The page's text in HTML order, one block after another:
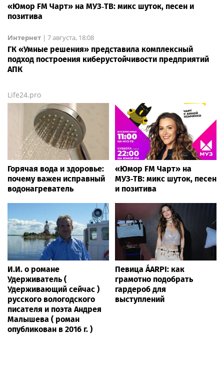
«Юмор FM Чарт» на МУЗ‑ТВ: микс шуток, песен и
позитива
Интернет | 7 августа, 18:08
ГК «Умные решения» представила комплексный
подход построения киберустойчивости предприятий
АПК
Life24.pro
Горячая вода и здоровье:
почему важен исправный
водонагреватель
«Юмор FM Чарт» на
МУЗ‑ТВ: микс шуток, песен
и позитива
И.И. о романе
Удерживатель (
Удерживающий сейчас )
русского вологодского
писателя и поэта Андрея
Малышева ( роман
опубликован в 2016 г. )
Певица ÁARPI: как
грамотно подобрать
гардероб для
выступлений